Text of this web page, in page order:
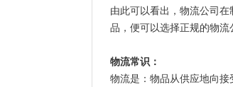
由此可以看出，物流公司
品，便可以选择正规的物
物流常识：
物流是：物品从供应地向